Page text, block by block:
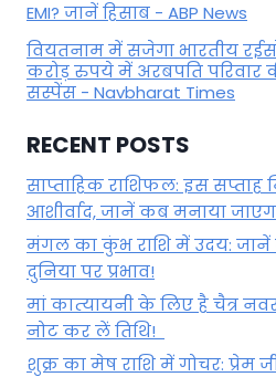
EMI? जानें हिसाब - ABP News
वियतनाम में सजेगा भारतीय
करोड़ रुपये में अरबपति परिवार
सस्पेंस - Navbharat Times
RECENT POSTS
साप्ताहिक राशिफल: इस सप्ताह
आशीर्वाद, जानें कब मनाया
मंगल का कुंभ राशि में उदय:
दुनिया पर प्रभाव!
मां कात्‍यायनी के लिए है चैत्र
नोट कर लें तिथि!
शुक्र का मेष राशि में गोचर: